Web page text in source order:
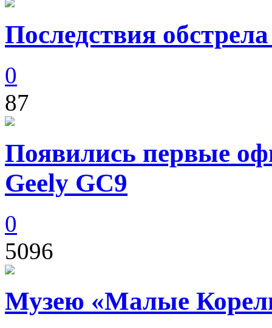
Последствия
0
87
Появились первые
Geely GC9
0
5096
Музею «Малые